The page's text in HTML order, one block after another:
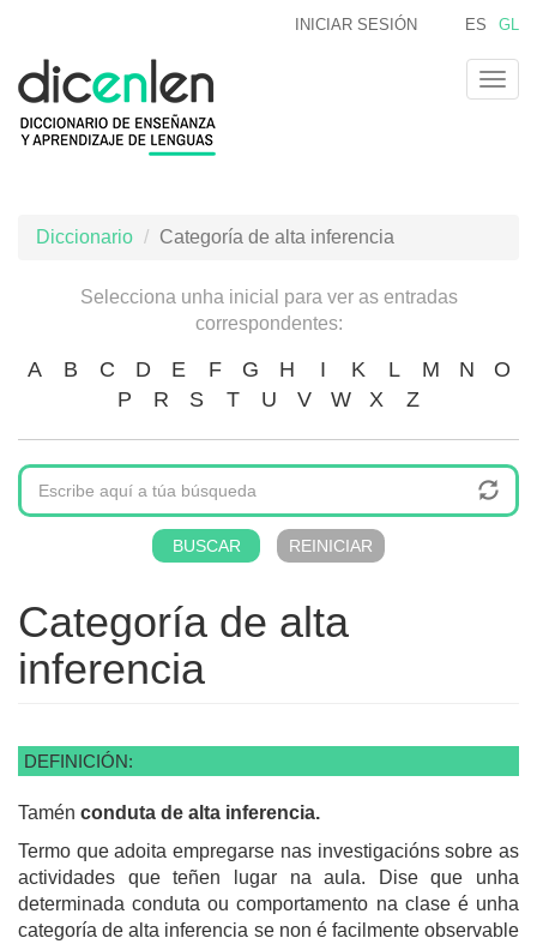
contido
principal
ES GL
INICIAR SESIÓN
Diccionario Categoría de alta inferencia
Selecciona unha inicial para ver as entradas
correspondentes:
A B C D E F G H I K L M N
O
P
R S T U V W X Z
Categoría de alta
inferencia
DEFINICIÓN:
Tamén conduta de alta inferencia.
Termo que adoita empregarse nas investigacións sobre as
actividades que teñen lugar na aula. Dise que unha
determinada conduta ou comportamento na clase é unha
categoría de alta inferencia se non é facilmente observable